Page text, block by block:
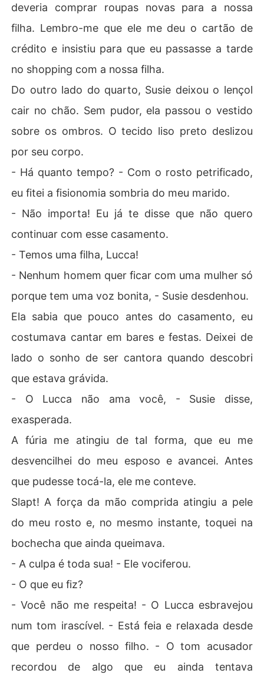
deveria comprar roupas novas para a nossa
filha. Lembro-me que ele me deu o cartão de
crédito e insistiu para que eu passasse a tarde
no shopping com a nossa filha.
Do outro lado do quarto, Susie deixou o lençol
cair no chão. Sem pudor, ela passou o vestido
sobre os ombros. O tecido liso preto deslizou
por seu corpo.
- Há quanto tempo? - Com o rosto petrificado,
eu fitei a fisionomia sombria do meu marido.
- Não importa! Eu já te disse que não quero
continuar com esse casamento.
- Temos uma filha, Lucca!
- Nenhum homem quer ficar com uma mulher só
porque tem uma voz bonita, - Susie desdenhou.
Ela sabia que pouco antes do casamento, eu
costumava cantar em bares e festas. Deixei de
lado o sonho de ser cantora quando descobri
que estava grávida.
- O Lucca não ama você, - Susie disse,
exasperada.
A fúria me atingiu de tal forma, que eu me
desvencilhei do meu esposo e avancei. Antes
que pudesse tocá-la, ele me conteve.
Slapt! A força da mão comprida atingiu a pele
do meu rosto e, no mesmo instante, toquei na
bochecha que ainda queimava.
- A culpa é toda sua! - Ele vociferou.
- O que eu fiz?
- Você não me respeita! - O Lucca esbravejou
num tom irascível. - Está feia e relaxada desde
que perdeu o nosso filho. - O tom acusador
recordou de algo que eu ainda tentava